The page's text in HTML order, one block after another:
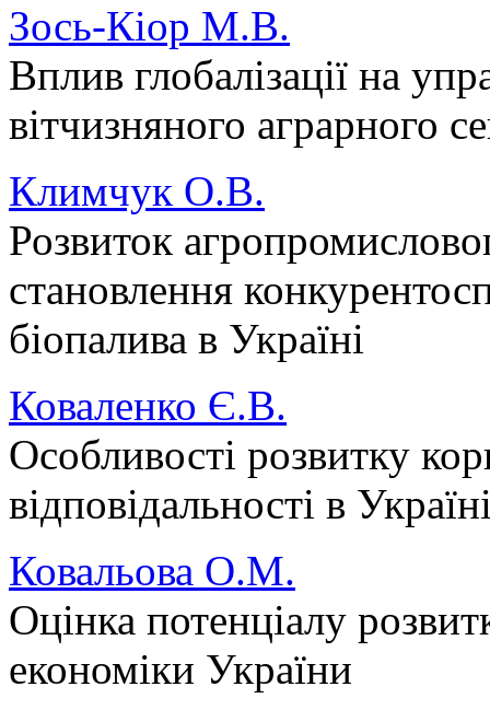
Зось-Кіор М.В.
Вплив глобалізації на
вітчизняного аграрного
Климчук О.В.
Розвиток
становлення
біопалива в Україні
Коваленко Є.В.
Особливості розвитку
відповідальності в
Ковальова О.М.
Оцінка потенціалу
економіки України